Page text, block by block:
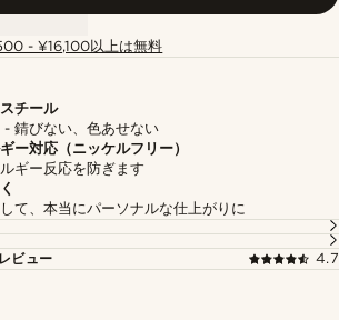
- ¥16,100以上は無料
チール
- 錆びない、色あせない
ー対応（ニッケルフリー）
ギー反応を防ぎます
て、本当にパーソナルな仕上がりに
ビュー
4.7